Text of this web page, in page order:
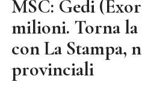
MSC: Gedi
milioni. Torna
con La Stampa,
provinciali